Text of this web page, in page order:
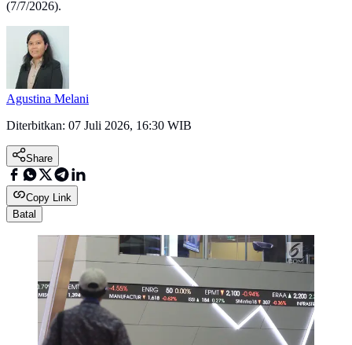
(7/7/2026).
Agustina Melani
Diterbitkan: 07 Juli 2026, 16:30 WIB
Share
Copy Link
Batal